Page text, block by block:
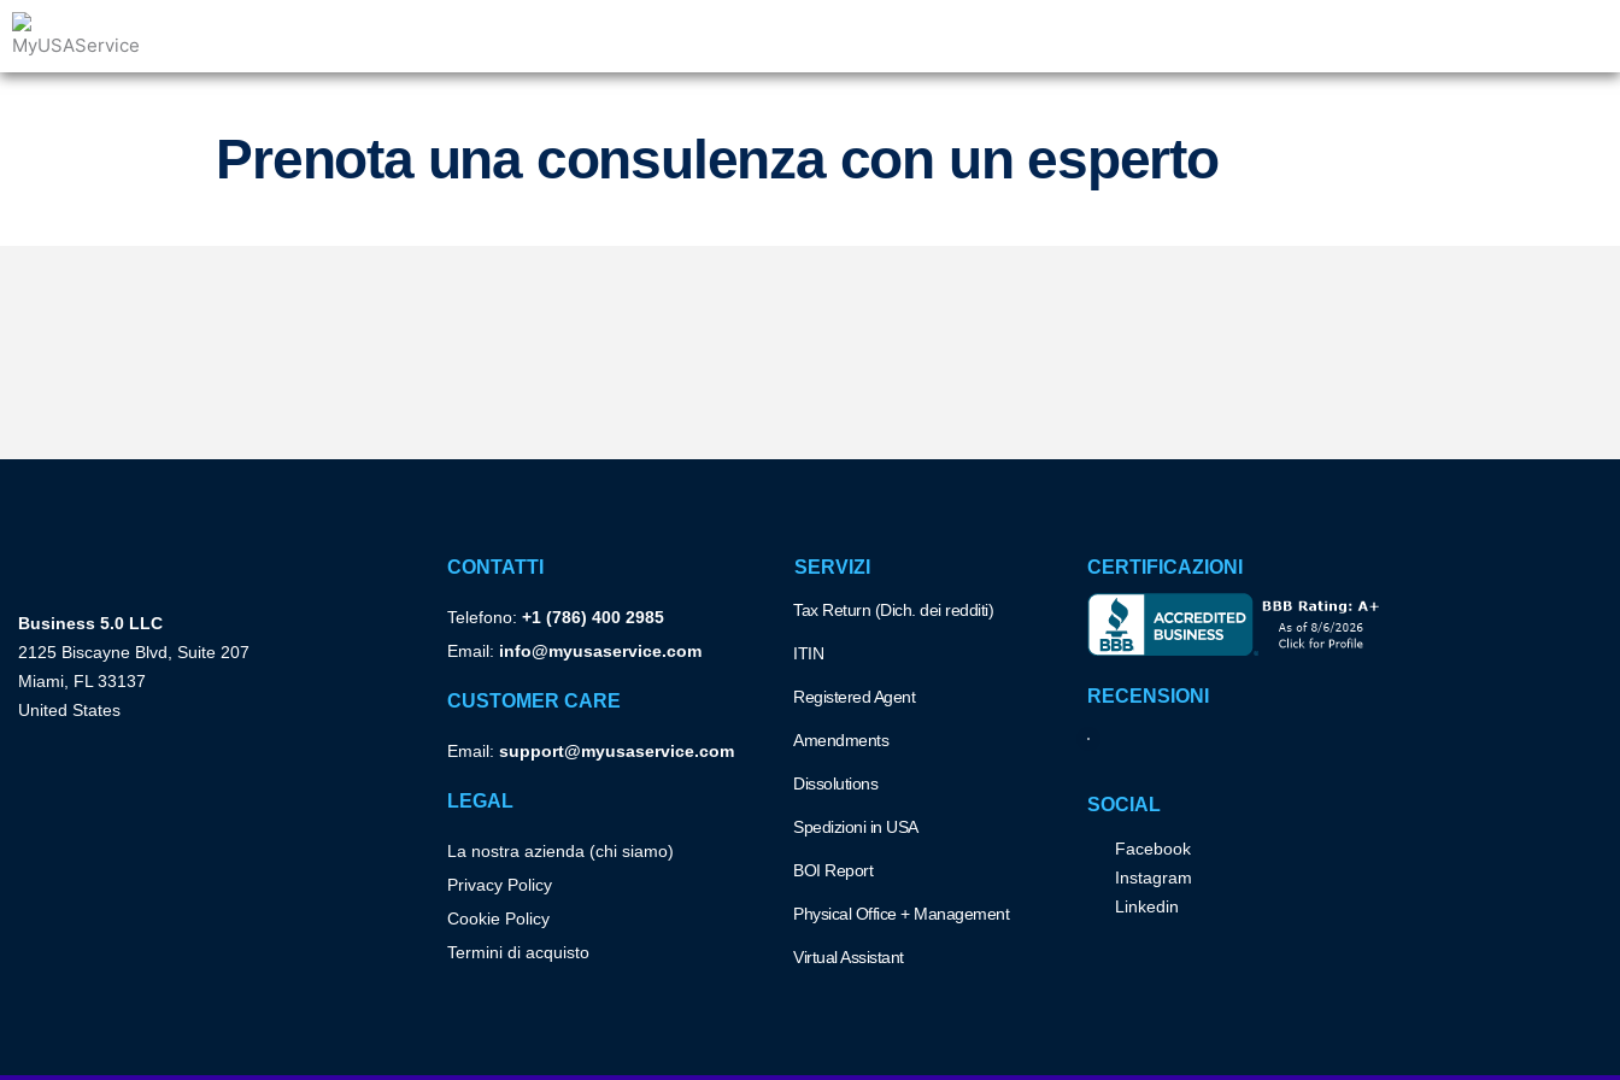
Prenota una consulenza con un esperto
Business 5.0 LLC
2125 Biscayne Blvd, Suite 207
Miami, FL 33137
United States
CONTATTI
Telefono:+1 (786) 400 2985
Email: info@myusaservice.com
CUSTOMER CARE
Email:support@myusaservice.com
LEGAL
La nostra azienda (chi siamo)
Privacy Policy
Cookie Policy
Termini di acquisto
SERVIZI
Tax Return (Dich. dei redditi)
ITIN
Registered Agent
Amendments
Dissolutions
Spedizioni in USA
BOI Report
Physical Office + Management
Virtual Assistant
CERTIFICAZIONI
RECENSIONI
SOCIAL
Facebook
Instagram
Linkedin